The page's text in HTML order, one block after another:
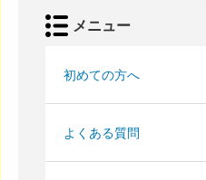
メニュー
初めての方へ
よくある質問